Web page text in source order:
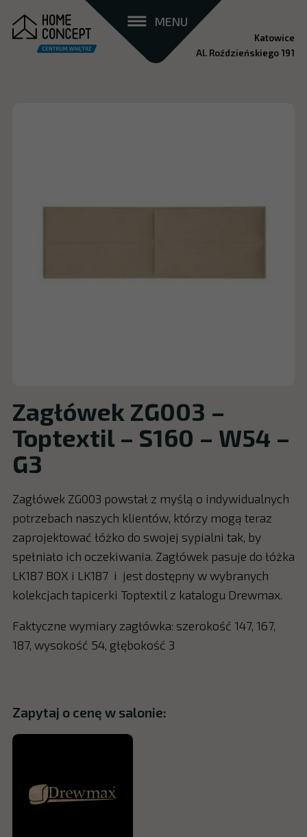
MENU
Katowice
Al. Roździeńskiego 191
Zagłówek ZG003 –
Toptextil – S160 – W54 –
G3
Zagłówek ZG003 powstał z myślą o indywidualnych
potrzebach naszych klientów, którzy mogą teraz
zaprojektować łóżko do swojej sypialni tak, by
spełniało ich oczekiwania. Zagłówek pasuje do łóżka
LK187 BOX i LK187 i jest dostępny w wybranych
kolekcjach tapicerki Toptextil z katalogu Drewmax.
Faktyczne wymiary zagłówka: szerokość 147, 167,
187, wysokość 54, głębokość 3
Zapytaj o cenę w salonie: